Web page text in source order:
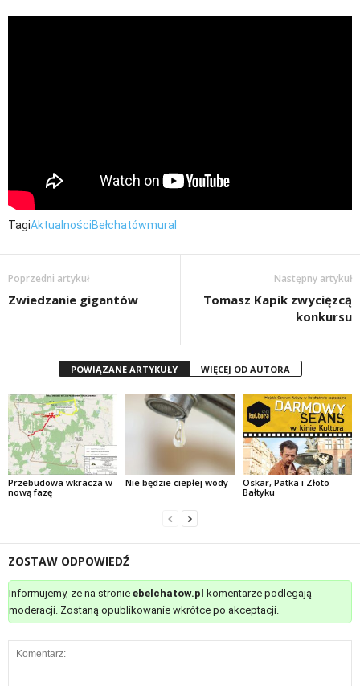
TagiAktualnościBełchatówmural
Poprzedni artykuł
Zwiedzanie gigantów
Następny artykuł
Tomasz Kapik zwycięzcą
konkursu
POWIĄZANE ARTYKUŁY WIĘCEJ OD AUTORA
Przebudowa wkracza w
nową fazę
Nie będzie ciepłej wody
Oskar, Patka i Złoto
Bałtyku
ZOSTAW ODPOWIEDŹ
Informujemy, że na stronie ebelchatow.pl
komentarze podlegają
moderacji. Zostaną opublikowanie wkrótce po akceptacji.